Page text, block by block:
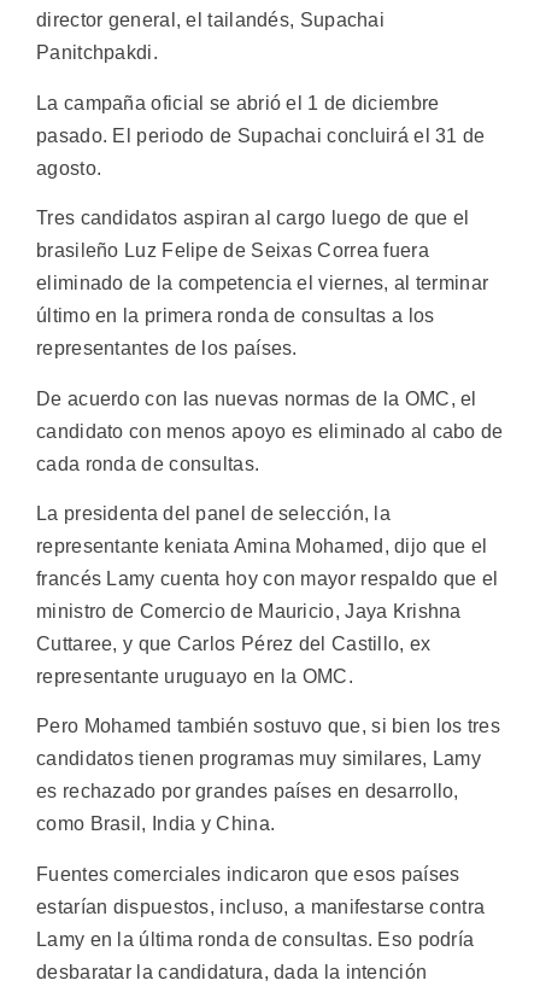
director general, el tailandés, Supachai
Panitchpakdi.
La campaña oficial se abrió el 1 de diciembre
pasado. El periodo de Supachai concluirá el 31 de
agosto.
Tres candidatos aspiran al cargo luego de que el
brasileño Luz Felipe de Seixas Correa fuera
eliminado de la competencia el viernes, al terminar
último en la primera ronda de consultas a los
representantes de los países.
De acuerdo con las nuevas normas de la OMC, el
candidato con menos apoyo es eliminado al cabo de
cada ronda de consultas.
La presidenta del panel de selección, la
representante keniata Amina Mohamed, dijo que el
francés Lamy cuenta hoy con mayor respaldo que el
ministro de Comercio de Mauricio, Jaya Krishna
Cuttaree, y que Carlos Pérez del Castillo, ex
representante uruguayo en la OMC.
Pero Mohamed también sostuvo que, si bien los tres
candidatos tienen programas muy similares, Lamy
es rechazado por grandes países en desarrollo,
como Brasil, India y China.
Fuentes comerciales indicaron que esos países
estarían dispuestos, incluso, a manifestarse contra
Lamy en la última ronda de consultas. Eso podría
desbaratar la candidatura, dada la intención